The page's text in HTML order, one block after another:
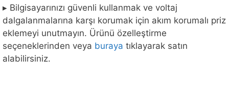
▸ Bilgisayarınızı güvenli kullanmak ve voltaj
dalgalanmalarına karşı korumak için akım korumalı priz
eklemeyi unutmayın. Ürünü özelleştirme
seçeneklerinden veya buraya tıklayarak satın
alabilirsiniz.